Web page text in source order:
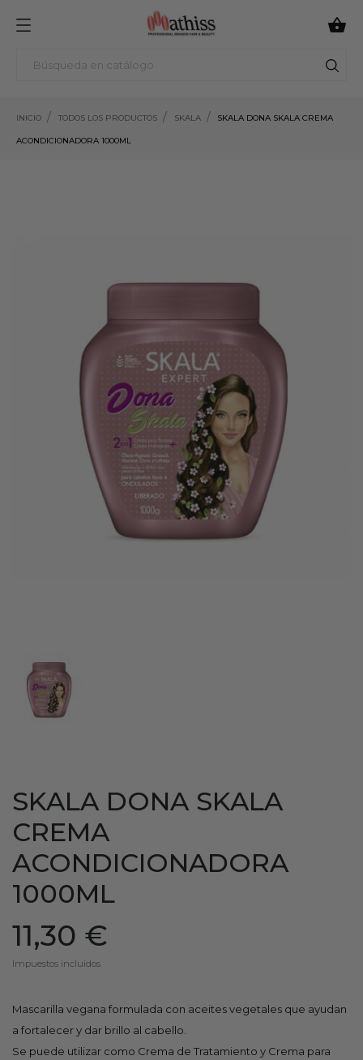

INICIO TODOS LOS PRODUCTOS SKALA SKALA DONA SKALA CREMA
ACONDICIONADORA 1000ML
SKALA DONA SKALA
CREMA
ACONDICIONADORA
1000ML
11,30 €
Impuestos incluidos
Mascarilla vegana formulada con aceites vegetales que ayudan
a fortalecer y dar brillo al cabello.
Se puede utilizar como Crema de Tratamiento y Crema para